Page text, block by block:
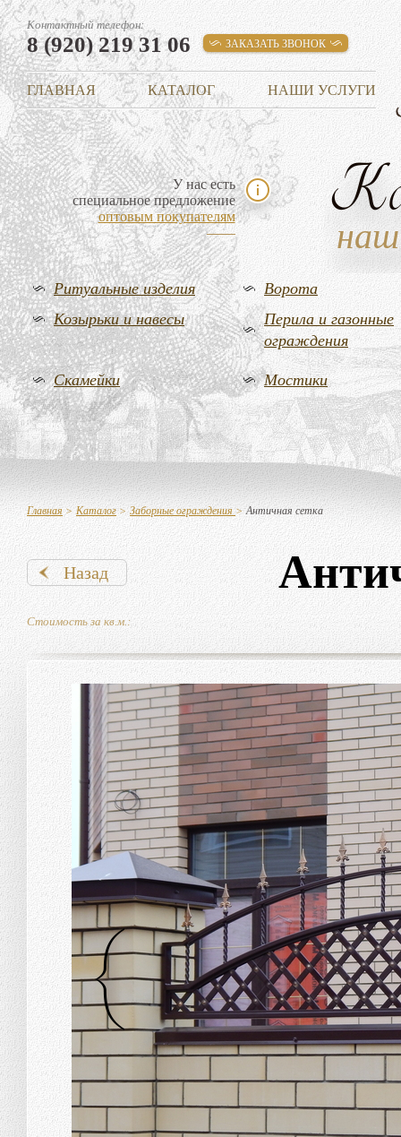
Контактный телефон:
8 (920) 219 31 06 ЗАКАЗАТЬ ЗВОНОК
ГЛАВНАЯ КАТАЛОГ НАШИ УСЛУГИ
У нас есть
специальное предложение
оптовым покупателям
Ритуальные изделия
Ворота
Козырьки и навесы
Перила и газонные
ограждения
Скамейки Мостики
Главная > Каталог> Заборные ограждения> Античная сетка
Назад
Стоимость за кв.м.: